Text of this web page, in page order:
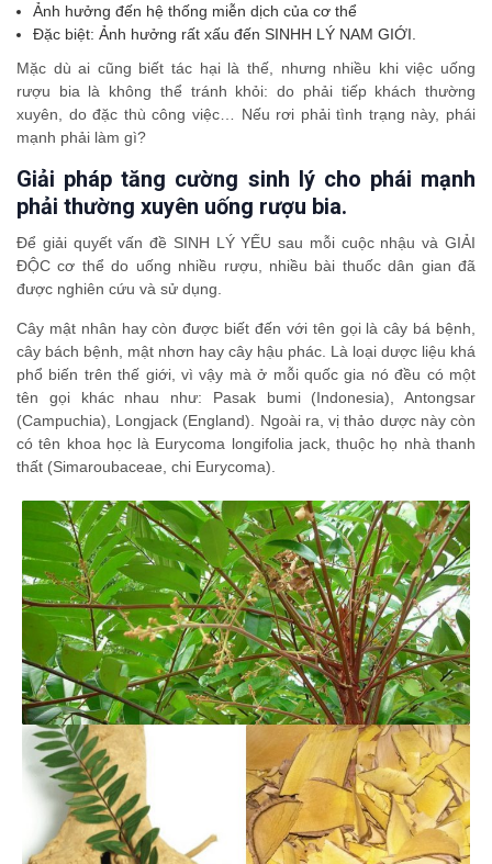
Ảnh hưởng đến hệ thống miễn dịch của cơ thể
Đặc biệt: Ảnh hưởng rất xấu đến SINHH LÝ NAM GIỚI.
Mặc dù ai cũng biết tác hại là thế, nhưng nhiều khi việc uống
rượu bia là không thể tránh khỏi: do phải tiếp khách thường
xuyên, do đặc thù công việc… Nếu rơi phải tình trạng này, phái
mạnh phải làm gì?
Giải pháp tăng cường sinh lý cho phái mạnh
phải thường xuyên uống rượu bia.
Để giải quyết vấn đề SINH LÝ YẾU sau mỗi cuộc nhậu và GIẢI
ĐỘC cơ thể do uống nhiều rượu, nhiều bài thuốc dân gian đã
được nghiên cứu và sử dụng.
Cây mật nhân hay còn được biết đến với tên gọi là cây bá bệnh,
cây bách bệnh, mật nhơn hay cây hậu phác. Là loại dược liệu khá
phổ biến trên thế giới, vì vậy mà ở mỗi quốc gia nó đều có một
tên gọi khác nhau như: Pasak bumi (Indonesia), Antongsar
(Campuchia), Longjack (England). Ngoài ra, vị thảo dược này còn
có tên khoa học là Eurycoma longifolia jack, thuộc họ nhà thanh
thất (Simaroubaceae, chi Eurycoma).